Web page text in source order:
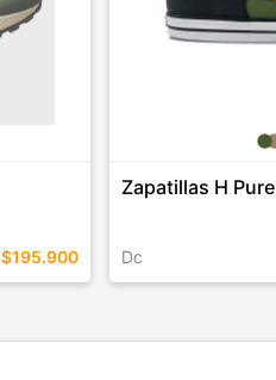
$195.900
Zapatillas H Pure
Dc